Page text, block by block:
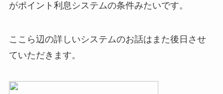
がポイント利息システムの条件みたいです。
ここら辺の詳しいシステムのお話はまた後日させ
ていただきます。